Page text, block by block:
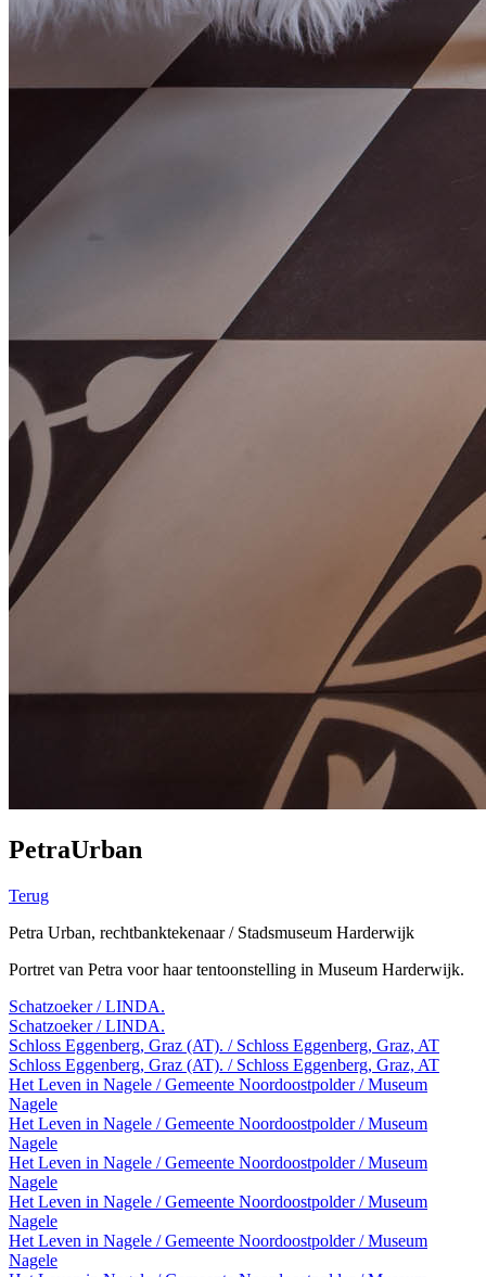
PetraUrban
Terug
Petra Urban, rechtbanktekenaar / Stadsmuseum Harderwijk
Portret van Petra voor haar tentoonstelling in Museum Harderwijk.
Schatzoeker / LINDA.
Schatzoeker / LINDA.
Schloss Eggenberg, Graz (AT). / Schloss Eggenberg, Graz, AT
Schloss Eggenberg, Graz (AT). / Schloss Eggenberg, Graz, AT
Het Leven in Nagele / Gemeente Noordoostpolder / Museum
Nagele
Het Leven in Nagele / Gemeente Noordoostpolder / Museum
Nagele
Het Leven in Nagele / Gemeente Noordoostpolder / Museum
Nagele
Het Leven in Nagele / Gemeente Noordoostpolder / Museum
Nagele
Het Leven in Nagele / Gemeente Noordoostpolder / Museum
Nagele